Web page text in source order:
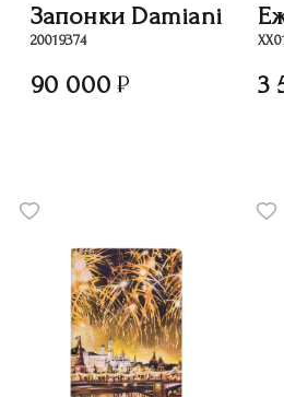
Запонки Damiani
20019374
90 000 3